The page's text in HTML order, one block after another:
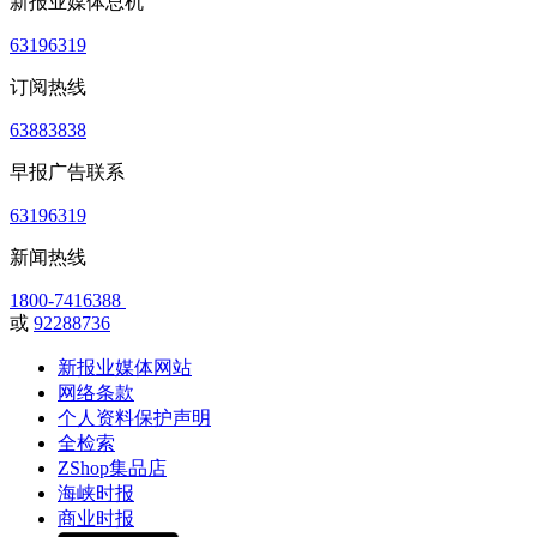
63196319
订阅热线
63883838
早报广告联系
63196319
新闻热线
1800-7416388
或 92288736
新报业媒体网站
网络条款
个人资料保护声明
全检索
ZShop集品店
海峡时报
商业时报